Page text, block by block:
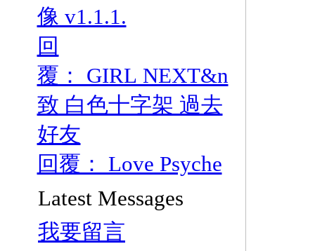
像 v1.1.1.
回
覆： GIRL NEXT&n
致 白色十字架 過去
好友
回覆： Love Psyche
Latest Messages
我要留言